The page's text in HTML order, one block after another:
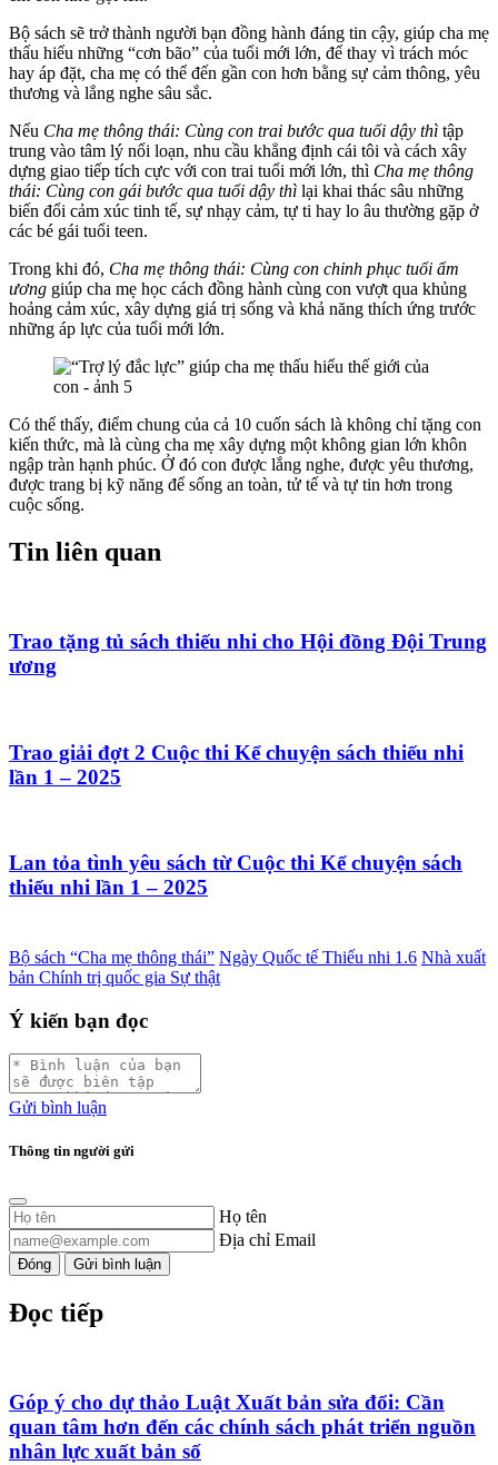
Bộ sách sẽ trở thành người bạn đồng hành đáng tin cậy, giúp cha mẹ
thấu hiểu những “cơn bão” của tuổi mới lớn, để thay vì trách móc
hay áp đặt, cha mẹ có thể đến gần con hơn bằng sự cảm thông, yêu
thương và lắng nghe sâu sắc.
Nếu Cha mẹ thông thái: Cùng con trai bước qua tuổi dậy thì tập
trung vào tâm lý nổi loạn, nhu cầu khẳng định cái tôi và cách xây
dựng giao tiếp tích cực với con trai tuổi mới lớn, thì Cha mẹ thông
thái: Cùng con gái bước qua tuổi dậy thì lại khai thác sâu những
biến đổi cảm xúc tinh tế, sự nhạy cảm, tự ti hay lo âu thường gặp ở
các bé gái tuổi teen.
Trong khi đó, Cha mẹ thông thái: Cùng con chinh phục tuổi ẩm
ương giúp cha mẹ học cách đồng hành cùng con vượt qua khủng
hoảng cảm xúc, xây dựng giá trị sống và khả năng thích ứng trước
những áp lực của tuổi mới lớn.
Có thể thấy, điểm chung của cả 10 cuốn sách là không chỉ tặng con
kiến thức, mà là cùng cha mẹ xây dựng một không gian lớn khôn
ngập tràn hạnh phúc. Ở đó con được lắng nghe, được yêu thương,
được trang bị kỹ năng để sống an toàn, tử tế và tự tin hơn trong
cuộc sống.
Tin liên quan
Trao tặng tủ sách thiếu nhi cho Hội đồng Đội Trung
ương
Trao giải đợt 2 Cuộc thi Kể chuyện sách thiếu nhi
lần 1 – 2025
Lan tỏa tình yêu sách từ Cuộc thi Kể chuyện sách
thiếu nhi lần 1 – 2025
Bộ sách “Cha mẹ thông thái” Ngày Quốc tế Thiếu nhi 1.6 Nhà xuất
bản Chính trị quốc gia Sự thật
Ý kiến bạn đọc
Gửi bình luận
Thông tin người gửi
Họ tên
Địa chỉ Email
Đóng Gửi bình luận
Đọc tiếp
Góp ý cho dự thảo Luật Xuất bản sửa đổi: Cần
quan tâm hơn đến các chính sách phát triển nguồn
nhân lực xuất bản số